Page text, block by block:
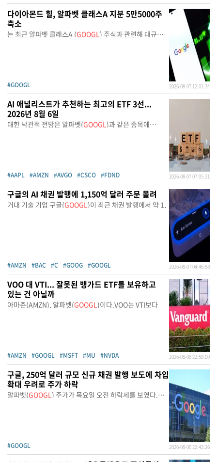
다이아몬드 힐, 알파벳 클래스A 지분 5만5000주
축소
는 최근 알파벳 클래스A (GOOGL) 주식과 관련해 대규모
#GOOGL 2026-08-07 12:01:34
AI 애널리스트가 추천하는 최고의 ETF 3선...
2026년 8월 6일
대한 낙관적 전망은 알파벳(GOOGL)과 같은 종목에
#AAPL #AMZN #AVGO #CSCO #FDND 2026-08-07 07:05:21
구글의 AI 채권 발행에 1,150억 달러 주문 몰려
거대 기술 기업 구글(GOOGL)이 최근 채권 발행에서 약 1,
#AMZN #BAC #C #GOOG #GOOGL 2026-08-07 04:46:58
VOO 대 VTI... 잘못된 뱅가드 ETF를 보유하고
있는 건 아닐까
아마존(AMZN), 알파벳(GOOGL)이다.VOO는 VTI보다
#AMZN #GOOGL #MSFT #MU #NVDA 2026-08-06 22:58:00
구글, 250억 달러 규모 신규 채권 발행 보도에 차입
확대 우려로 주가 하락
알파벳(GOOGL) 주가가 목요일 오전 하락세를 보였다.
#GOOGL 2026-08-06 22:43:26